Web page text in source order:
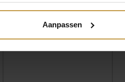
Aanpassen
TAGBE-20023 KLOMPEN
Direct leverbaar, 1 werkdag